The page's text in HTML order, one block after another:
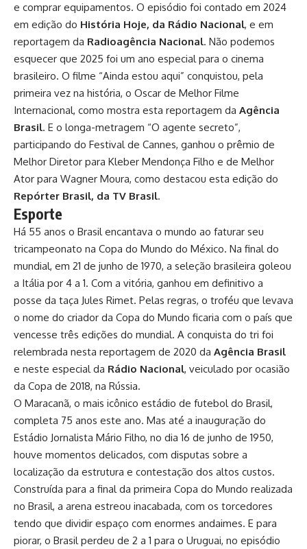
e comprar equipamentos. O episódio foi contado em 2024
em edição do História Hoje, da Rádio Nacional, e em
reportagem da Radioagência Nacional. Não podemos
esquecer que 2025 foi um ano especial para o cinema
brasileiro. O filme “Ainda estou aqui” conquistou, pela
primeira vez na história, o Oscar de Melhor Filme
Internacional, como mostra esta reportagem da Agência
Brasil. E o longa-metragem “O agente secreto”,
participando do Festival de Cannes, ganhou o prêmio de
Melhor Diretor para Kleber Mendonça Filho e de Melhor
Ator para Wagner Moura, como destacou esta edição do
Repórter Brasil, da TV Brasil.
Esporte
Há 55 anos o Brasil encantava o mundo ao faturar seu
tricampeonato na Copa do Mundo do México. Na final do
mundial, em 21 de junho de 1970, a seleção brasileira goleou
a Itália por 4 a 1. Com a vitória, ganhou em definitivo a
posse da taça Jules Rimet. Pelas regras, o troféu que levava
o nome do criador da Copa do Mundo ficaria com o país que
vencesse três edições do mundial. A conquista do tri foi
relembrada nesta reportagem de 2020 da Agência Brasil
e neste especial da Rádio Nacional, veiculado por ocasião
da Copa de 2018, na Rússia.
O Maracanã, o mais icônico estádio de futebol do Brasil,
completa 75 anos este ano. Mas até a inauguração do
Estádio Jornalista Mário Filho, no dia 16 de junho de 1950,
houve momentos delicados, com disputas sobre a
localização da estrutura e contestação dos altos custos.
Construída para a final da primeira Copa do Mundo realizada
no Brasil, a arena estreou inacabada, com os torcedores
tendo que dividir espaço com enormes andaimes. E para
piorar, o Brasil perdeu de 2 a 1 para o Uruguai, no episódio